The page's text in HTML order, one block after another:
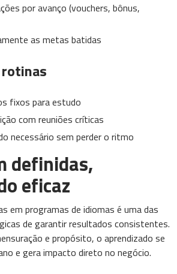
por avanço (vouchers, bônus,
as metas batidas
fixos para estudo
com reuniões críticas
necessário sem perder o ritmo
definidas,
eficaz
em programas de idiomas é uma das
de garantir resultados consistentes.
e propósito, o aprendizado se
e gera impacto direto no negócio.